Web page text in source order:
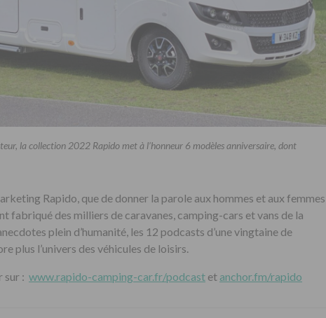
la collection 2022 Rapido met à l’honneur 6 modèles anniversaire, dont
Rapido, que de donner la parole aux hommes et aux femmes
fabriqué des milliers de caravanes, camping-cars et vans de la
plein d’humanité, les 12 podcasts d’une vingtaine de
plus l’univers des véhicules de loisirs.
sur : www.rapido-camping-car.fr/podcast et anchor.fm/rapido